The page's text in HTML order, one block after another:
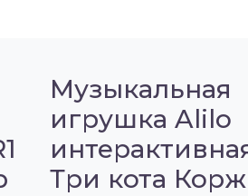
Музыкальная
игрушка Alilo
Три кота